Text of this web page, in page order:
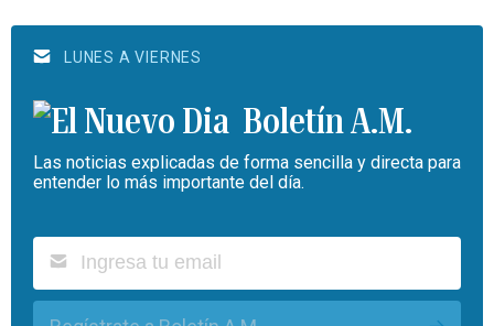
LUNES A VIERNES
Boletín A.M.
Las noticias explicadas de forma sencilla y directa para
entender lo más importante del día.